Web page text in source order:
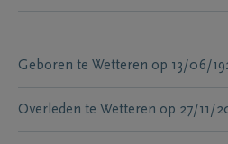
Geboren te Wetteren op 13/06/
Overleden te Wetteren op 27/11/